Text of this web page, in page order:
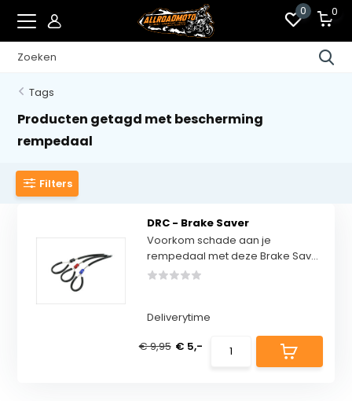
0 0
Tags
Producten getagd met bescherming
rempedaal
Filters
DRC - Brake Saver
Voorkom schade aan je
rempedaal met deze Brake Sav...
Deliverytime
€ 9,95 € 5,-